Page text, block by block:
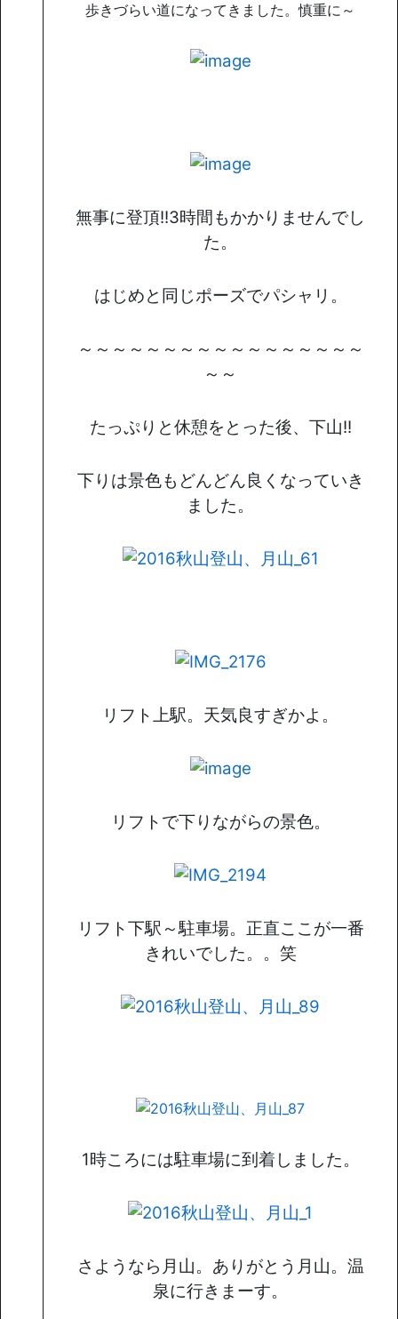
歩きづらい道になってきました。慎重に～
無事に登頂!!3時間もかかりませんでし
た。
はじめと同じポーズでパシャリ。
～～～～～～～～～～～～～～～～～
～～
たっぷりと休憩をとった後、下山!!
下りは景色もどんどん良くなっていき
ました。
リフト上駅。天気良すぎかよ。
リフトで下りながらの景色。
リフト下駅～駐車場。正直ここが一番
きれいでした。。笑
1時ころには駐車場に到着しました。
さようなら月山。ありがとう月山。温
泉に行きまーす。